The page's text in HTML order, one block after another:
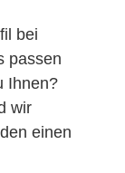
bei
passen
Ihnen?
wir
einen